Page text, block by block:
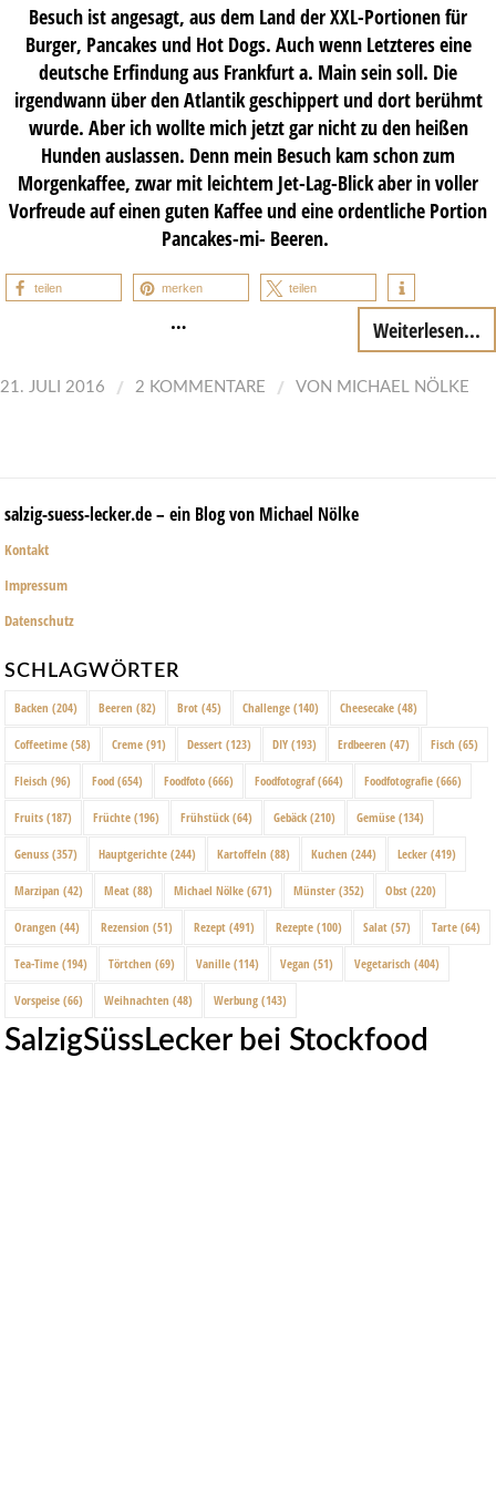
Besuch ist angesagt, aus dem Land der XXL-Portionen für
Burger, Pancakes und Hot Dogs. Auch wenn Letzteres eine
deutsche Erfindung aus Frankfurt a. Main sein soll. Die
irgendwann über den Atlantik geschippert und dort berühmt
wurde. Aber ich wollte mich jetzt gar nicht zu den heißen
Hunden auslassen. Denn mein Besuch kam schon zum
Morgenkaffee, zwar mit leichtem Jet-Lag-Blick aber in voller
Vorfreude auf einen guten Kaffee und eine ordentliche Portion
Pancakes-mi- Beeren.
teilen merken teilen
… Weiterlesen...
21. JULI 2016 / 2 KOMMENTARE / VON MICHAEL NÖLKE
salzig-suess-lecker.de – ein Blog von Michael Nölke
Kontakt
Impressum
Datenschutz
SCHLAGWÖRTER
Backen (204) Beeren (82) Brot (45) Challenge (140) Cheesecake (48)
Coffeetime (58) Creme (91) Dessert (123) DIY (193) Erdbeeren (47) Fisch (65)
Fleisch (96) Food (654) Foodfoto (666) Foodfotograf(664) Foodfotografie (666)
Fruits (187) Früchte (196) Frühstück (64) Gebäck (210) Gemüse (134)
Genuss (357) Hauptgerichte (244) Kartoffeln (88) Kuchen (244) Lecker (419)
Marzipan (42) Meat (88) Michael Nölke (671) Münster (352) Obst (220)
Orangen (44) Rezension (51) Rezept (491) Rezepte (100) Salat (57) Tarte (64)
Tea-Time (194) Törtchen (69) Vanille (114) Vegan (51) Vegetarisch (404)
Vorspeise (66) Weihnachten (48) Werbung (143)
SalzigSüssLecker bei Stockfood